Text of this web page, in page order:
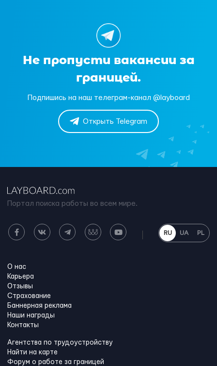
Не пропусти вакансии за
границей.
Подпишись на наш телеграм-канал @layboard
Открыть Telegram
Портал поиска работы во всем мире.
RU UA PL
О нас
Карьера
Отзывы
Страхование
Баннерная реклама
Наши награды
Контакты
Агентства по трудоустройству
Найти на карте
Форум о работе за границей